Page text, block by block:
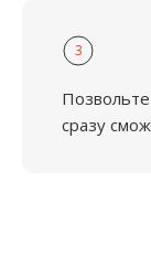
3
сразу